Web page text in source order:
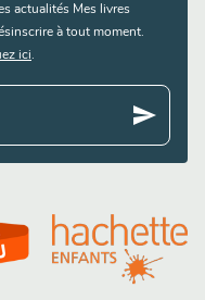
actualités Mes livres
à tout moment.
ici.
send